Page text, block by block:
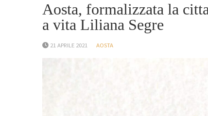
Aosta, formalizzata la
a vita Liliana Segre
21 APRILE 2021 AOSTA